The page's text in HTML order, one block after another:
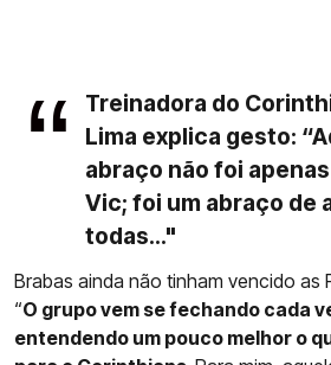
Treinadora do
Lima explica gesto:
abraço não foi
Vic; foi um abraço de
todas..."
Brabas ainda não tinham vencido as
“O grupo vem se fechando cada
entendendo um pouco melhor o